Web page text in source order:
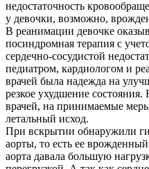
недостаточность
у девочки, возможно,
В реанимации девочке
посиндромная терапия с
сердечно-сосудистой
педиатром, кардиологом и
врачей была надежда на
резкое ухудшение состояния.
врачей, на принимаемые
летальный исход.
При вскрытии обнаружили
аорты, то есть ее
аорта давала большую